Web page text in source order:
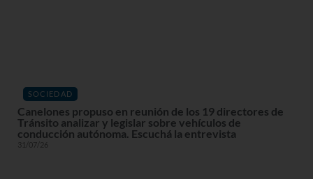
SOCIEDAD
Canelones propuso en reunión de los 19 directores de
Tránsito analizar y legislar sobre vehículos de
conducción autónoma. Escuchá la entrevista
31/07/26